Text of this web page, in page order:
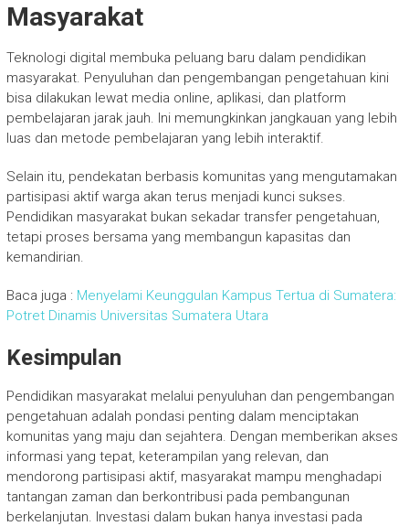
Masyarakat
Teknologi digital membuka peluang baru dalam pendidikan
masyarakat. Penyuluhan dan pengembangan pengetahuan kini
bisa dilakukan lewat media online, aplikasi, dan platform
pembelajaran jarak jauh. Ini memungkinkan jangkauan yang lebih
luas dan metode pembelajaran yang lebih interaktif.
Selain itu, pendekatan berbasis komunitas yang mengutamakan
partisipasi aktif warga akan terus menjadi kunci sukses.
Pendidikan masyarakat bukan sekadar transfer pengetahuan,
tetapi proses bersama yang membangun kapasitas dan
kemandirian.
Baca juga : Menyelami Keunggulan Kampus Tertua di Sumatera:
Potret Dinamis Universitas Sumatera Utara
Kesimpulan
Pendidikan masyarakat melalui penyuluhan dan pengembangan
pengetahuan adalah pondasi penting dalam menciptakan
komunitas yang maju dan sejahtera. Dengan memberikan akses
informasi yang tepat, keterampilan yang relevan, dan
mendorong partisipasi aktif, masyarakat mampu menghadapi
tantangan zaman dan berkontribusi pada pembangunan
berkelanjutan. Investasi dalam bukan hanya investasi pada